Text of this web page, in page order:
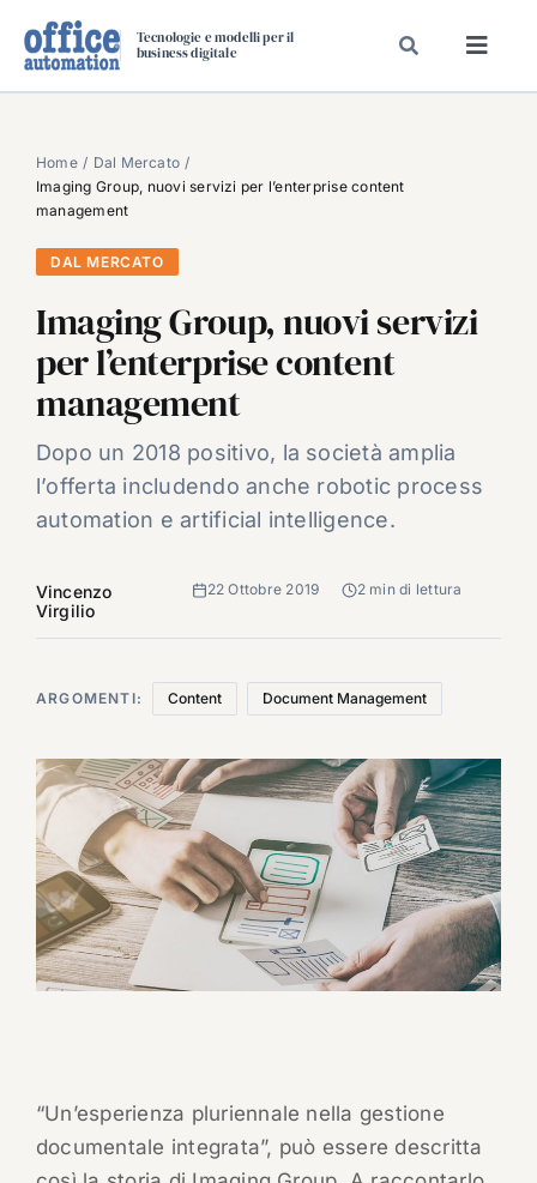
Tecnologie e modelli per il
business digitale
SPECIAL PAPER
TAVOLE ROTONDE DI REDAZIONE
DAL MERCATO
VIDEO
EVENTI
CHI SIAMO
Home
Dal Mercato
Imaging Group, nuovi servizi per l’enterprise content
management
DAL MERCATO
Imaging Group, nuovi servizi
per l’enterprise content
management
Dopo un 2018 positivo, la società amplia
l’offerta includendo anche robotic process
automation e artificial intelligence.
Vincenzo
Virgilio
22 Ottobre 2019 2 min di lettura
ARGOMENTI: Content Document Management
“Un’esperienza pluriennale nella gestione
documentale integrata”, può essere descritta